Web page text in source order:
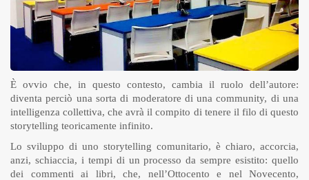
È ovvio che, in questo contesto, cambia il ruolo dell’autore:
diventa perciò una sorta di moderatore di una community, di una
intelligenza collettiva, che avrà il compito di tenere il filo di questo
storytelling teoricamente infinito.
Lo sviluppo di uno storytelling comunitario, è chiaro, accorcia,
anzi, schiaccia, i tempi di un processo da sempre esistito: quello
dei commenti ai libri, che, nell’Ottocento e nel Novecento,